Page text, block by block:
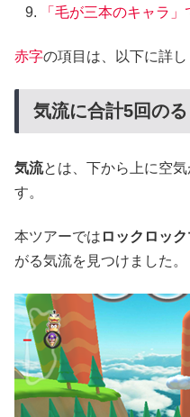
「毛が三本のキャラ
赤字の項目は、以下に詳し
気流に合計5回のる
気流とは、下から上に空
す。
本ツアーでは ロックロッ
がる気流を見つけました。